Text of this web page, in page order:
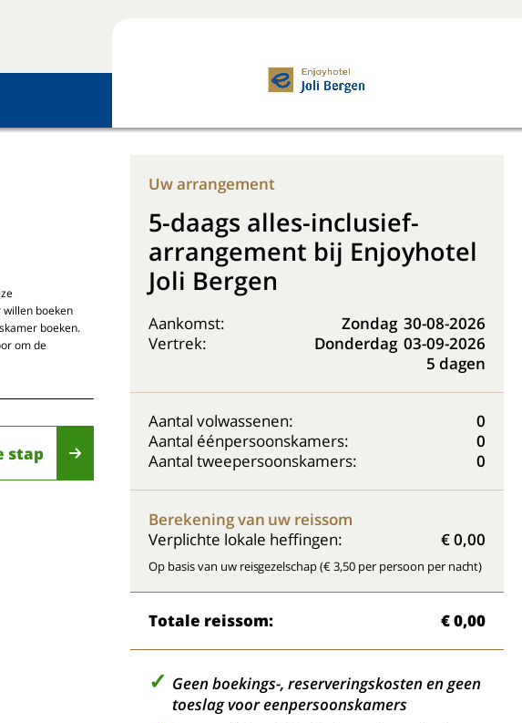
boeken
boeken.
om de
stap
Uw arrangement
5-daags alles-inclusief-
arrangement bij Enjoyhotel
Joli Bergen
Aankomst: Zondag 30-08-2026
Vertrek:
Donderdag 03-09-2026
5 dagen
Aantal volwassenen:
0
Aantal éénpersoonskamers:
0
Aantal tweepersoonskamers:
0
Berekening van uw reissom
Verplichte lokale heffingen:
€ 0,00
Op basis van uw reisgezelschap (€ 3,50 per persoon per nacht)
Totale reissom: € 0,00
Geen boekings-, reserveringskosten en geen
toeslag voor eenpersoonskamers